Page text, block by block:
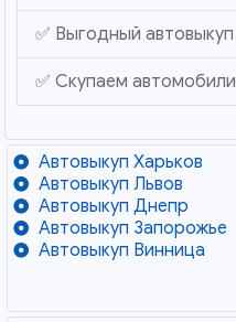
✅ Выгодный автовыкуп
✅ Скупаем автомобили
Автовыкуп Харьков
Автовыкуп Львов
Автовыкуп Днепр
Автовыкуп Запорожье
Автовыкуп Винница